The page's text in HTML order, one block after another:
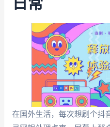
日常
在国外生活，每次想刷个抖